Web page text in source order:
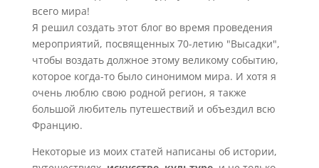
всего мира!
Я решил создать этот блог во время проведения
мероприятий, посвященных 70-летию "Высадки",
чтобы воздать должное этому великому событию,
которое когда-то было синонимом мира. И хотя я
очень люблю свою родной регион, я также
большой любитель путешествий и объездил всю
Францию.
Некоторые из моих статей написаны об истории,